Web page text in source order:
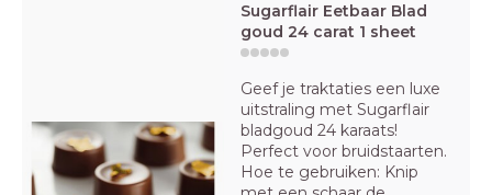
Sugarflair Eetbaar Blad
goud 24 carat 1 sheet
Geef je traktaties een luxe
uitstraling met Sugarflair
bladgoud 24 karaats!
Perfect voor bruidstaarten.
Hoe te gebruiken: Knip